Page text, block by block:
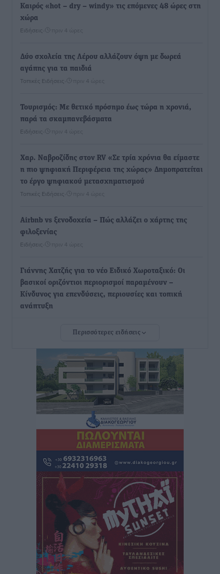
Καιρός «hot – dry – windy» τις επόμενες 48 ώρες στη
χώρα
Ειδήσεις πριν 4 ώρες
Δύο σχολεία της Λέρου αλλάζουν όψη με δωρεά
αγάπης για τα παιδιά
Τοπικές Ειδήσεις πριν 4 ώρες
Τουρισμός: Με θετικό πρόσημο έως τώρα η χρονιά,
παρά τα σκαμπανεβάσματα
Ειδήσεις πριν 4 ώρες
Χαρ. Ναβροζίδης στον RV «Σε τρία χρόνια θα είμαστε
η πιο ψηφιακή Περιφέρεια της χώρας» Δημοπρατείται
το έργο ψηφιακού μετασχηματισμού
Τοπικές Ειδήσεις πριν 4 ώρες
Airbnb vs ξενοδοχεία – Πώς αλλάζει ο χάρτης της
φιλοξενίας
Ειδήσεις πριν 4 ώρες
Γιάννης Χατζής για το νέο Ειδικό Χωροταξικό: Οι
βασικοί οριζόντιοι περιορισμοί παραμένουν –
Κίνδυνος για επενδύσεις, περιουσίες και τοπική
ανάπτυξη
δεν υπάρχουν περιθώρια εφησυχασμού
Ειδήσεις• πριν 5 ώρες
Στον Άγιο Νικόλαο Χάλκης ανοίγει ξανά το
ανανεωμένο εκκλησιαστικό μουσείο από τη Λέσχη
Τοπικές Ειδήσεις• πριν 5 ώρες
Ρόδος: «Βουλιάζει» από τουρίστες – Πάνω από 1 εκατ.
επιβάτες και 55 κρουαζιερόπλοια
Τοπικές Ειδήσεις πριν 5 ώρες
Γ’ Εθνική Κατηγορία: Οι ημερομηνίες των
αγωνιστικών της κανονικής περιόδου
πριν 10 ώρες
Συνελήφθησαν δύο άτομα στην Κάρπαθο για άγρα
πελατών
Περισσότερες ειδήσεις